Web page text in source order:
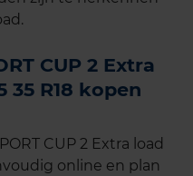
CUP 2 Extra
35 R18 kopen
CUP 2 Extra load
online en plan